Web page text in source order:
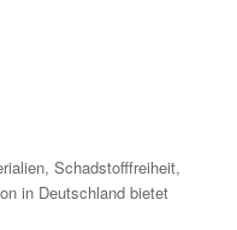
Schadstofffreiheit,
in Deutschland bietet